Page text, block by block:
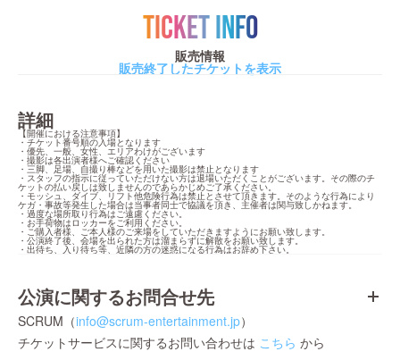
TICKET INFO
販売情報
販売終了したチケットを表示
詳細
【開催における注意事項】
・チケット番号順の入場となります
・優先、一般、女性、エリアわけがございます
・撮影は各出演者様へご確認ください
・三脚、足場、自撮り棒などを用いた撮影は禁止となります
・スタッフの指示に従っていただけない方は退場いただくことがございます。その際のチ
ケットの払い戻しは致しませんのであらかじめご了承ください。
・モッシュ、ダイブ、リフト他危険行為は禁止とさせて頂きます。そのような行為により
ケガ・事故等発生した場合は当事者同士で協議を頂き、主催者は関与致しかねます。
・過度な場所取り行為はご遠慮ください。
・お手荷物はロッカーをご利用ください。
・ご購入者様、ご本人様のご来場をしていただきますようにお願い致します。
・公演終了後、会場を出られた方は溜まらずに解散をお願い致します。
・出待ち、入り待ち等、近隣の方の迷惑になる行為はお辞め下さい。
公演に関するお問合せ先
SCRUM（info@scrum-entertainment.jp）
チケットサービスに関するお問い合わせは こちら から